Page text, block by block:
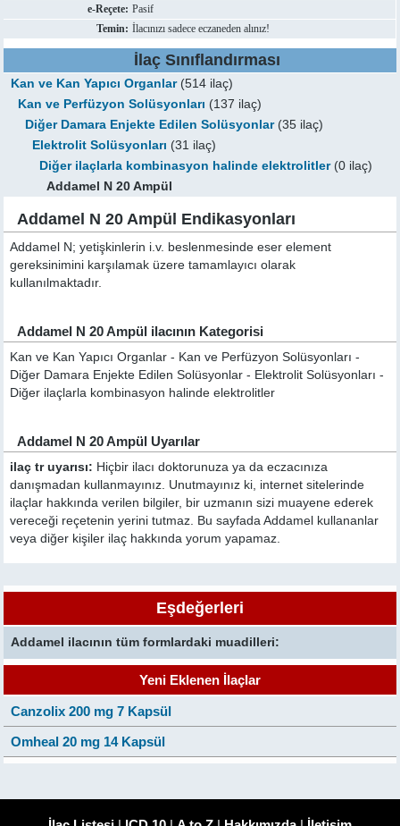
e-Reçete: Pasif
Temin: İlacınızı sadece eczaneden alınız!
İlaç Sınıflandırması
Kan ve Kan Yapıcı Organlar(514 ilaç)
Kan ve Perfüzyon Solüsyonları (137 ilaç)
Diğer Damara Enjekte Edilen Solüsyonlar(35 ilaç)
Elektrolit Solüsyonları (31 ilaç)
Diğer ilaçlarla kombinasyon halinde elektrolitler(0 ilaç)
Addamel N 20 Ampül
Addamel N 20 Ampül Endikasyonları
Addamel N; yetişkinlerin i.v. beslenmesinde eser element
gereksinimini karşılamak üzere tamamlayıcı olarak
kullanılmaktadır.
Addamel N 20 Ampül ilacının Kategorisi
Kan ve Kan Yapıcı Organlar - Kan ve Perfüzyon Solüsyonları -
Diğer Damara Enjekte Edilen Solüsyonlar - Elektrolit Solüsyonları -
Diğer ilaçlarla kombinasyon halinde elektrolitler
Addamel N 20 Ampül Uyarılar
ilaç tr uyarısı: Hiçbir ilacı doktorunuza ya da eczacınıza
danışmadan kullanmayınız. Unutmayınız ki, internet sitelerinde
ilaçlar hakkında verilen bilgiler, bir uzmanın sizi muayene ederek
vereceği reçetenin yerini tutmaz. Bu sayfada Addamel kullananlar
veya diğer kişiler ilaç hakkında yorum yapamaz.
Eşdeğerleri
Addamel ilacının tüm formlardaki muadilleri:
Yeni Eklenen İlaçlar
Canzolix 200 mg 7 Kapsül
Omheal 20 mg 14 Kapsül